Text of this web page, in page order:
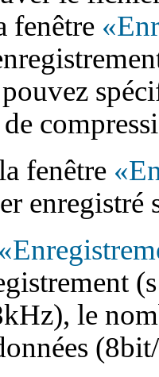
fenêtre
fenêtre
enregistré
le